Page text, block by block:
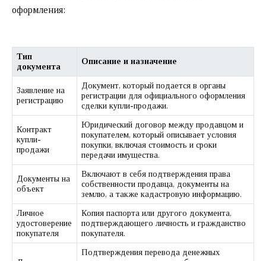
оформления:
Тип
документа
Описание и назначение
Заявление на
регистрацию
Документ, который подается в органы
регистрации для официального оформления
сделки купли-продажи.
Контракт
купли-
продажи
Юридический договор между продавцом и
покупателем, который описывает условия
покупки, включая стоимость и сроки
передачи имущества.
Документы на
объект
Включают в себя подтверждения права
собственности продавца, документы на
землю, а также кадастровую информацию.
Личное
удостоверение
покупателя
Копия паспорта или другого документа,
подтверждающего личность и гражданство
покупателя.
Подтверждения перевода денежных